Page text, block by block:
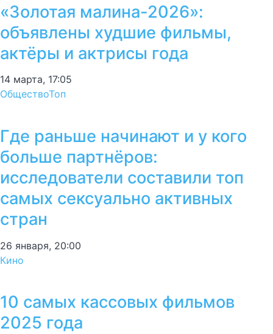
«Золотая малина-2026»:
объявлены худшие фильмы,
актёры и актрисы года
14 марта, 17:05
ОбществоТоп
Где раньше начинают и у кого
больше партнёров:
исследователи составили топ
самых сексуально активных
стран
26 января, 20:00
Кино
10 самых кассовых фильмов
2025 года